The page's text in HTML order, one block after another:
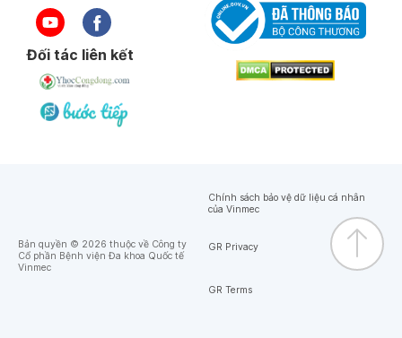
Đối tác liên kết
Bản quyền © 2026 thuộc về Công ty
Cổ phần Bệnh viện Đa khoa Quốc tế
Vinmec
Chính sách bảo vệ dữ liệu cá nhân
của Vinmec
GR Privacy
GR Terms